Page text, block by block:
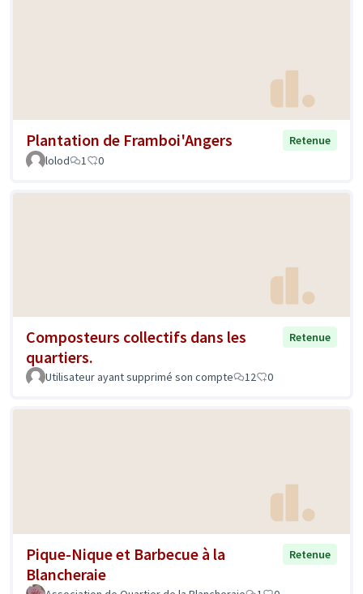
Plantation de Framboi'Angers
Retenue
lolod
1 0
Composteurs collectifs dans les
quartiers.
Retenue
Utilisateur ayant supprimé son compte 12 0
Pique-Nique et Barbecue à la
Blancheraie
Retenue